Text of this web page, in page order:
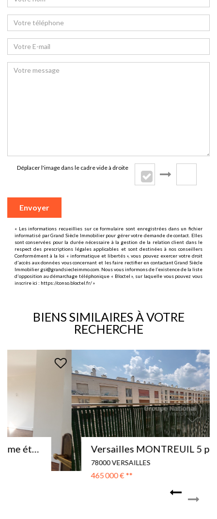
Déplacer l'image dans le cadre vide à droite
Envoyer
« Les informations recueillies sur ce formulaire sont enregistrées dans un fichier
informatisé par Grand Siècle Immobilier pour gérer votre demande de contact. Elles
sont conservées pour la durée nécessaire à la gestion de la relation client dans le
respect des prescriptions légales applicables et sont destinées à nos conseillers
Conformément à la loi « informatique et libertés », vous pouvez exercer votre droit
d'accès aux données vous concernant et les faire rectifier en contactant Grand Siècle
Immobilier gsi@grandsiecleimmo.com. Nous vous informons de l’existence de la liste
d'opposition au démarchage téléphonique « Bloctel », sur laquelle vous pouvez vous
inscrire ici : https://conso.bloctel.fr/»
BIENS SIMILAIRES À VOTRE
RECHERCHE
Versailles MONTREUIL 5 pièce(s) 119.05 m2 SUD/OUEST
78000 VERSAILLES